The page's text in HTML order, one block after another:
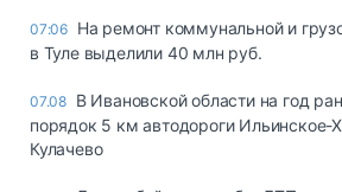
07:06 На ремонт коммунальной и
в Туле выделили 40 млн руб.
07.08 В Ивановской области на год
порядок 5 км автодороги Ильинское-
Кулачево